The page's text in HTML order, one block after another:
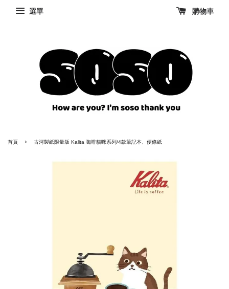
選單 購物車
首頁 › 古河製紙限量版 Kalita 咖啡貓咪系列/4款筆記本、便條紙